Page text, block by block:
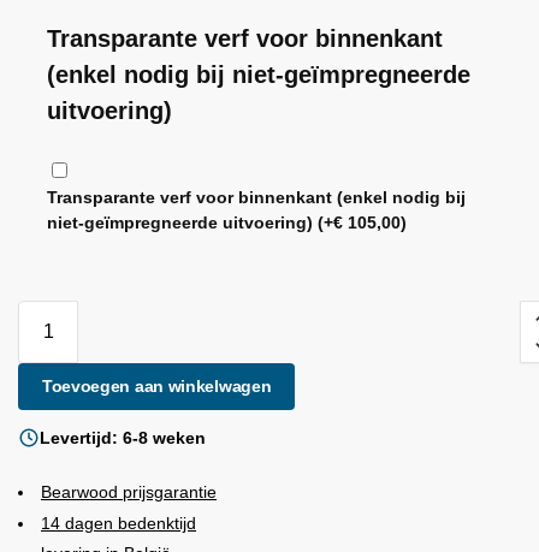
Transparante verf voor binnenkant
(enkel nodig bij niet-geïmpregneerde
uitvoering)
Transparante verf voor binnenkant (enkel nodig bij
niet-geïmpregneerde uitvoering)(+€ 105,00)
Toevoegen aan winkelwagen
Levertijd: 6-8 weken
Bearwood prijsgarantie
14 dagen bedenktijd